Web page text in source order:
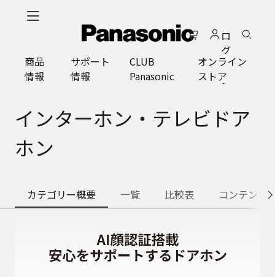
ロ
グ
イ
ン
商品
情報
サポート
情報
CLUB
Panasonic
オンライン
ストア
インターホン・テレビドア
ホン
カテゴリー概要 一覧 比較表 コンテンツ